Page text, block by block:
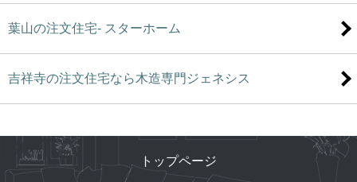
葉山の注文住宅- スターホーム
吉祥寺の注文住宅なら木造専門ジェネシス
トップページ